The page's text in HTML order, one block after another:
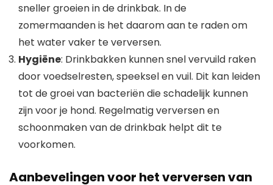
sneller groeien in de drinkbak. In de
zomermaanden is het daarom aan te raden om
het water vaker te verversen.
Hygiëne: Drinkbakken kunnen snel vervuild raken
door voedselresten, speeksel en vuil. Dit kan leiden
tot de groei van bacteriën die schadelijk kunnen
zijn voor je hond. Regelmatig verversen en
schoonmaken van de drinkbak helpt dit te
voorkomen.
Aanbevelingen voor het verversen van